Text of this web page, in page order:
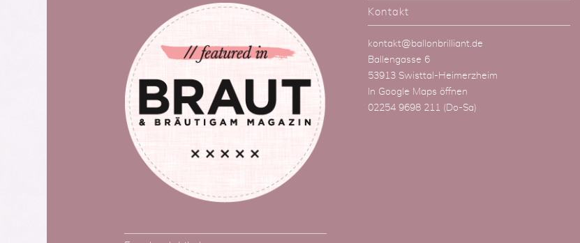
Kontakt
kontakt@ballonbrilliant.de
Ballengasse 6
53913 Swisttal-Heimerzheim
In Google Maps öffnen
02254 9698 211 (Do-Sa)